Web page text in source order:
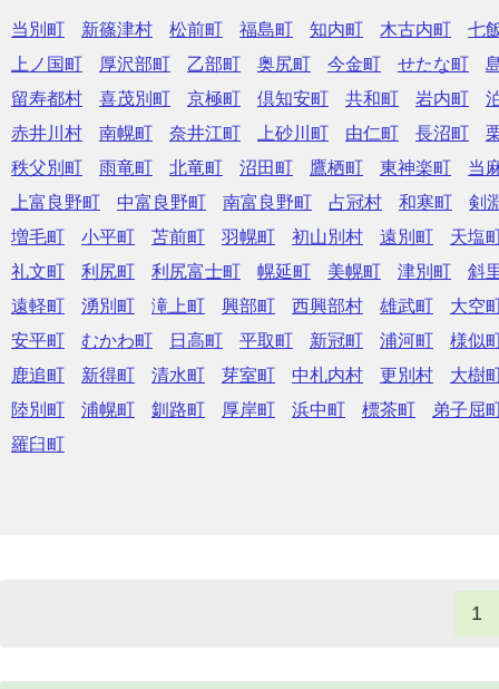
当別町 新篠津村 松前町 福島町 知内町 木古内町
七
上ノ国町
厚沢部町 乙部町 奥尻町 今金町 せたな町
留寿都村
喜茂別町 京極町 倶知安町 共和町 岩内町
赤井川村
南幌町 奈井江町 上砂川町 由仁町 長沼町
秩父別町
雨竜町 北竜町 沼田町 鷹栖町 東神楽町
当
上富良野町
中富良野町 南富良野町 占冠村 和寒町
剣
増毛町
小平町 苫前町 羽幌町 初山別村 遠別町
天塩
礼文町
利尻町 利尻富士町 幌延町 美幌町 津別町
斜
遠軽町
湧別町 滝上町 興部町 西興部村 雄武町
大空
安平町
むかわ町 日高町 平取町 新冠町 浦河町
様似
鹿追町
新得町 清水町 芽室町 中札内村 更別村
大樹
陸別町
浦幌町 釧路町 厚岸町 浜中町 標茶町
弟子屈
羅臼町
1